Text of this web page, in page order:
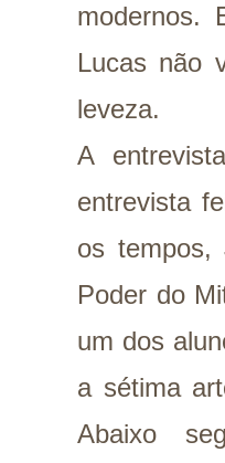
modernos.
Lucas não
leveza.
A
entrevista
os tempos,
Poder do
um dos
a sétima
Abaixo